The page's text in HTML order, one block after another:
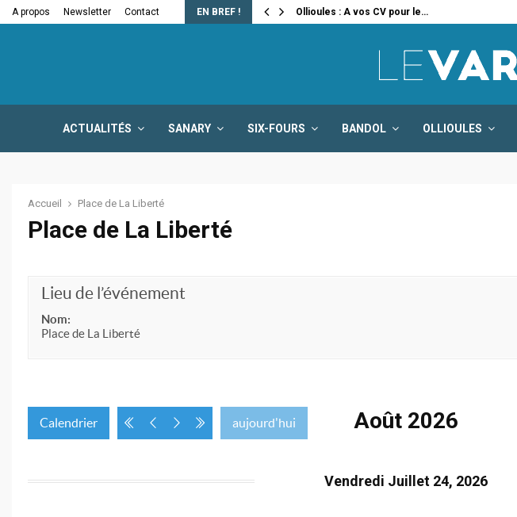
A propos Newsletter Contact EN BREF !
la fermeture… Ollioules : A vos CV pour le…
ACTUALITÉS SANARY SIX-FOURS BANDOL OLLIOULES
Accueil Place de La Liberté
Place de La Liberté
Lieu de l’événement
Nom:
Place de La Liberté
Août 2026
Calendrier aujourd'hui
Vendredi Juillet 24, 2026